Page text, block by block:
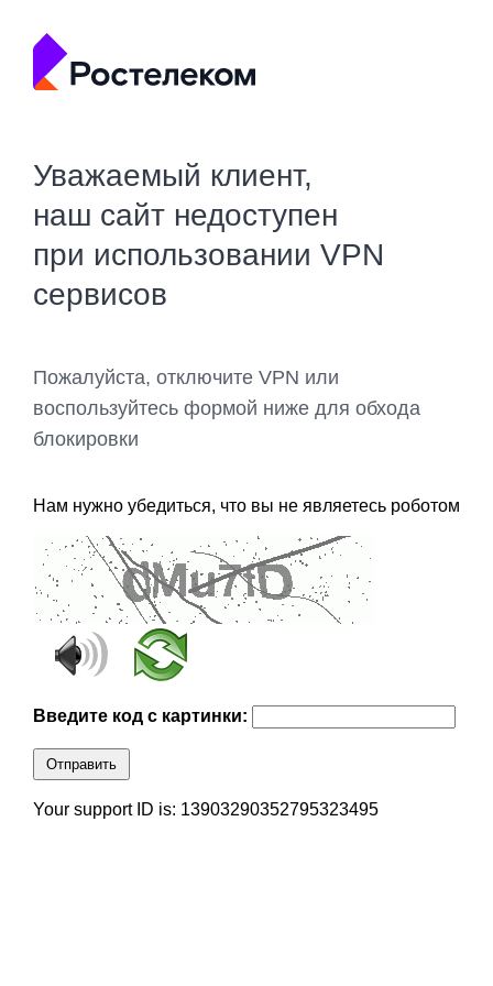
Уважаемый клиент,
наш сайт недоступен
при использовании VPN
сервисов
Пожалуйста, отключите VPN или
воспользуйтесь формой ниже для обхода
блокировки
Нам нужно убедиться, что вы не являетесь роботом
Введите код с картинки:
Отправить
Your support ID is: 13903290352795323495